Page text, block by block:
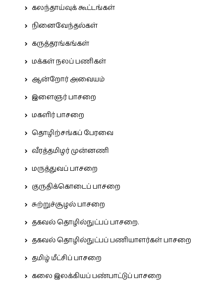
கலந்தாய்வுக் கூட்டங்கள்
நினைவேந்தல்கள்
கருத்தரங்கங்கள்
மக்கள் நலப் பணிகள்
ஆன்றோர் அவையம்
இளைஞர் பாசறை
மகளிர் பாசறை
தொழிற்சங்கப் பேரவை
வீரத்தமிழர் முன்னணி
மருத்துவப் பாசறை
குருதிக்கொடைப் பாசறை
சுற்றுச்சூழல் பாசறை
தகவல் தொழில்நுட்பப் பாசறை.
தகவல் தொழில்நுட்பப் பணியாளர்கள் பாசறை
தமிழ் மீட்சிப் பாசறை
கலை இலக்கியப் பண்பாட்டுப் பாசறை